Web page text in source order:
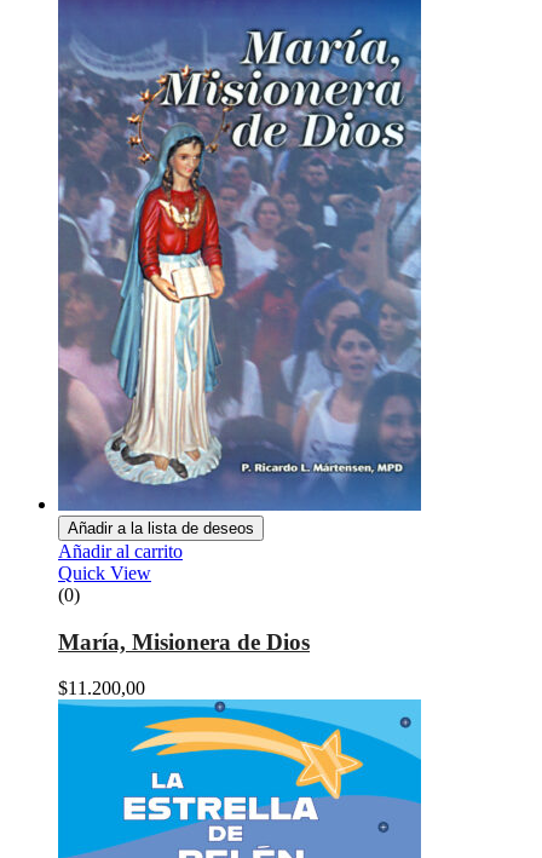
Añadir a la lista de deseos
Añadir al carrito
Quick View
(0)
María, Misionera de Dios
$11.200,00